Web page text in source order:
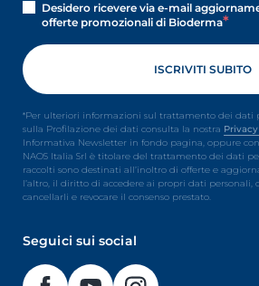
Desidero ricevere via e-mail
offerte promozionali di Bioderma
*Per ulteriori informazioni sul trattamento dei dati
sulla Profilazione dei dati consulta la nostra
Informativa Newsletter in fondo pagina, oppure
NAOS Italia Srl è titolare del trattamento dei dati
raccolti sono destinati all’inoltro di offerte e
l’altro, il diritto di accedere ai propri dati personali,
cancellarli e revocare il consenso prestato.
Seguici sui social